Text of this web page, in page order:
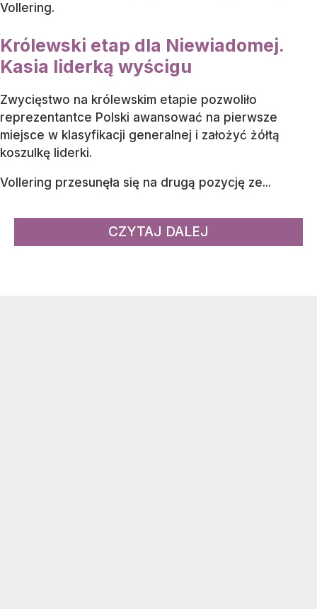
Vollering.
Królewski etap dla Niewiadomej.
Kasia liderką wyścigu
Zwycięstwo na królewskim etapie pozwoliło
reprezentantce Polski awansować na pierwsze
miejsce w klasyfikacji generalnej i założyć żółtą
koszulkę liderki.
Vollering przesunęła się na drugą pozycję ze...
CZYTAJ DALEJ